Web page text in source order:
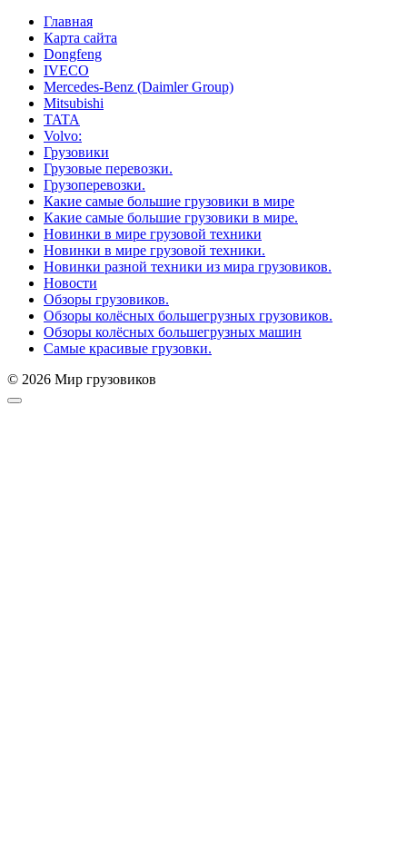
Главная
Карта сайта
Dongfeng
IVECO
Mercedes-Benz (Daimler Group)
Mitsubishi
TATA
Volvo:
Грузовики
Грузовые перевозки.
Грузоперевозки.
Какие самые большие грузовики в мире
Какие самые большие грузовики в мире.
Новинки в мире грузовой техники
Новинки в мире грузовой техники.
Новинки разной техники из мира грузовиков.
Новости
Обзоры грузовиков.
Обзоры колёсных большегрузных грузовиков.
Обзоры колёсных большегрузных машин
Самые красивые грузовки.
© 2026 Мир грузовиков